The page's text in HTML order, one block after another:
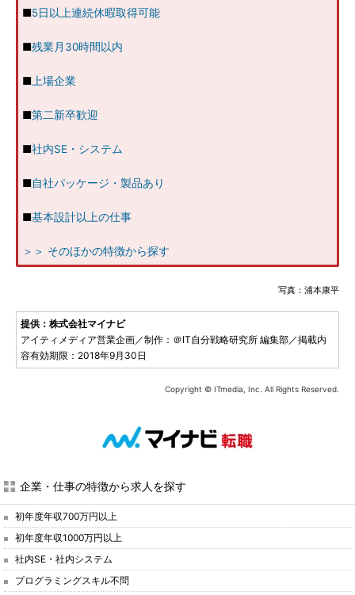
■5日以上連続休暇取得可能
■残業月30時間以内
■ 上場企業
■第二新卒歓迎
■社内SE・システム
■自社パッケージ・製品あり
■基本設計以上の仕事
＞＞ そのほかの特徴から探す
写真：浦本康平
提供：株式会社マイナビ
アイティメディア営業企画／制作：＠IT自分戦略研究所 編集部／掲載内
容有効期限：2018年9月30日
Copyright © ITmedia, Inc. All Rights Reserved.
企業・仕事の特徴から求人を探す
初年度年収700万円以上
初年度年収1000万円以上
社内SE・社内システム
プログラミングスキル不問